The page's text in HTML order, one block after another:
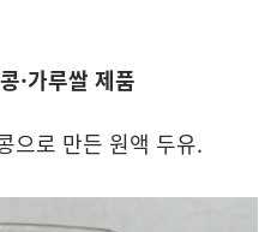
·가루쌀 제품
으로 만든 원액 두유.